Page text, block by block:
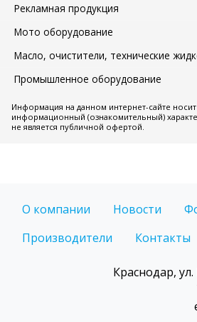
Рекламная продукция
Мото оборудование
Масло, очистители, технические
Промышленное оборудование
Информация на данном интернет-сайте
информационный (ознакомительный)
не является публичной офертой.
О компании Новости
Производители
Контакты
Краснодар,